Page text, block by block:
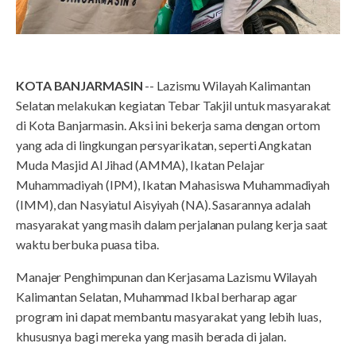
KOTA BANJARMASIN -- Lazismu Wilayah Kalimantan
Selatan melakukan kegiatan Tebar Takjil untuk masyarakat
di Kota Banjarmasin. Aksi ini bekerja sama dengan ortom
yang ada di lingkungan persyarikatan, seperti Angkatan
Muda Masjid Al Jihad (AMMA), Ikatan Pelajar
Muhammadiyah (IPM), Ikatan Mahasiswa Muhammadiyah
(IMM), dan Nasyiatul Aisyiyah (NA). Sasarannya adalah
masyarakat yang masih dalam perjalanan pulang kerja saat
waktu berbuka puasa tiba.
Manajer Penghimpunan dan Kerjasama Lazismu Wilayah
Kalimantan Selatan, Muhammad Ikbal berharap agar
program ini dapat membantu masyarakat yang lebih luas,
khususnya bagi mereka yang masih berada di jalan.